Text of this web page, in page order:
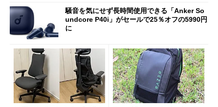
騒音を気にせず長時間使用できる「Anker So
undcore P40i」がセールで25％オフの5990円
に